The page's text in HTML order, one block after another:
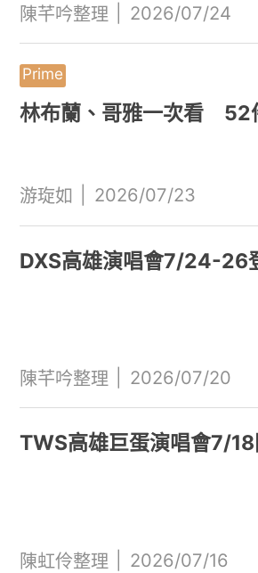
陳芊吟整理 2026/07/24
林布蘭、哥雅一次看 52
游琁如 2026/07/23
DXS高雄演唱會7/24-26
陳芊吟整理 2026/07/20
TWS高雄巨蛋演唱會7/
陳虹伶整理 2026/07/16